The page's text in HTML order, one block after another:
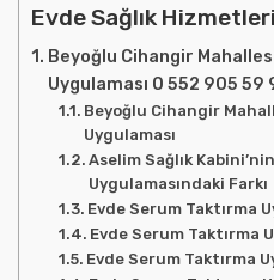
Evde Sağlık Hizmetleri
Beyoğlu Cihangir
Uygulaması 0 552 905 59
Beyoğlu Cihangir
Uygulaması
Aselim Sağlık
Uygulamasındaki Farkı
Evde Serum Taktırma
Evde Serum Taktırma
Evde Serum Taktırma